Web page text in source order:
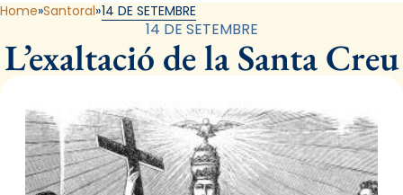
Home Santoral 14 DE SETEMBRE
14 DE SETEMBRE
L’exaltació de la Santa Creu